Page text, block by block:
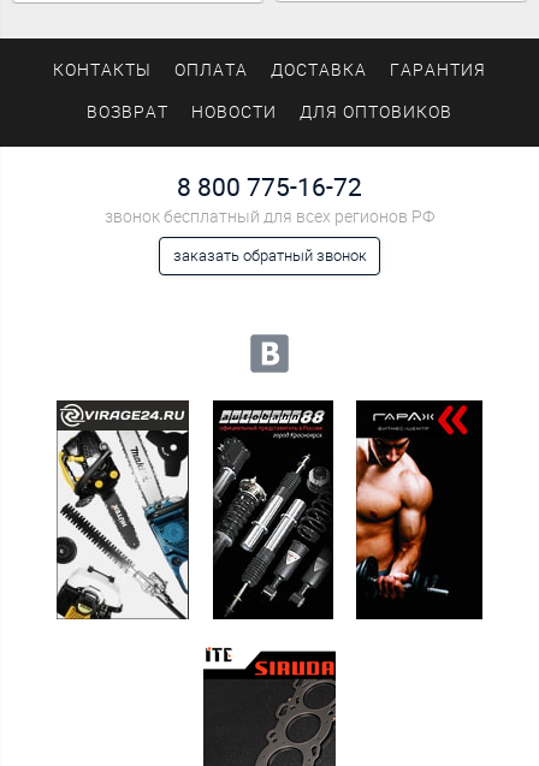
КОНТАКТЫ ОПЛАТА ДОСТАВКА ГАРАНТИЯ
ВОЗВРАТ НОВОСТИ ДЛЯ ОПТОВИКОВ
8 800 775-16-72
звонок бесплатный для всех регионов РФ
заказать обратный звонок